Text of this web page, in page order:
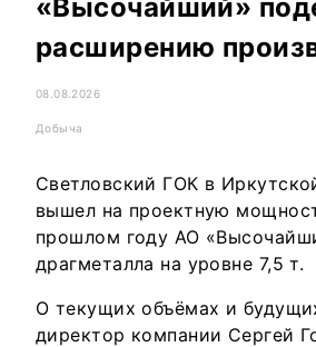
«Высочайший»
расширению
08.08.2026
Добыча
Светловский ГОК в
вышел на проектную
прошлом году АО
драгметалла на уровне 7,5 т.
О текущих объёмах и
директор компании Сергей